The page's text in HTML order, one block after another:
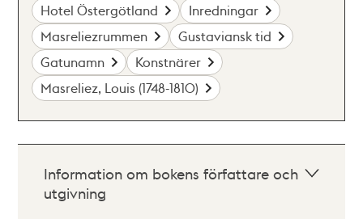
Hotel Östergötland
Inredningar
Masreliezrummen
Gustaviansk tid
Gatunamn
Konstnärer
Masreliez, Louis (1748-1810)
Information om bokens författare och
utgivning